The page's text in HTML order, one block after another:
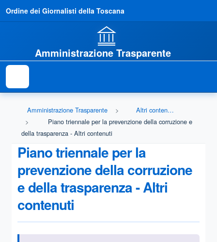
Ordine dei Giornalisti della Toscana
Amministrazione Trasparente
Amministrazione Trasparente
Altri contenuti - Prevenzione della Corruzione
Piano triennale per la prevenzione della corruzione e
della trasparenza - Altri contenuti
Piano triennale per la
prevenzione della corruzione
e della trasparenza - Altri
contenuti